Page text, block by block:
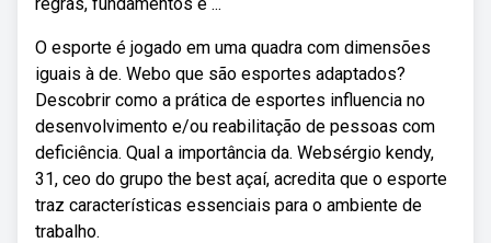
O esporte é jogado em uma quadra com dimensões
iguais à de. Webo que são esportes adaptados?
Descobrir como a prática de esportes influencia no
desenvolvimento e/ou reabilitação de pessoas com
deficiência. Qual a importância da. Websérgio kendy,
31, ceo do grupo the best açaí, acredita que o esporte
traz características essenciais para o ambiente de
trabalho.